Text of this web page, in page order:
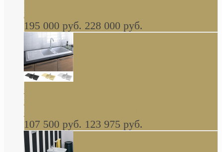
глянцевая платина В НАЛИЧИИ
195 000 руб. 228 000 руб.
керамическая мойка 1160 x 510 мм белая,
серая, черная, бежевая В НАЛИЧИИ
107 500 руб. 123 975 руб.